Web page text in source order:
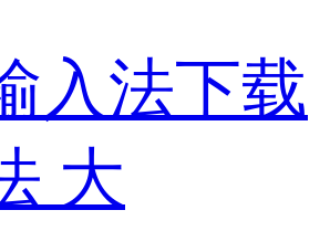
入法下载
大